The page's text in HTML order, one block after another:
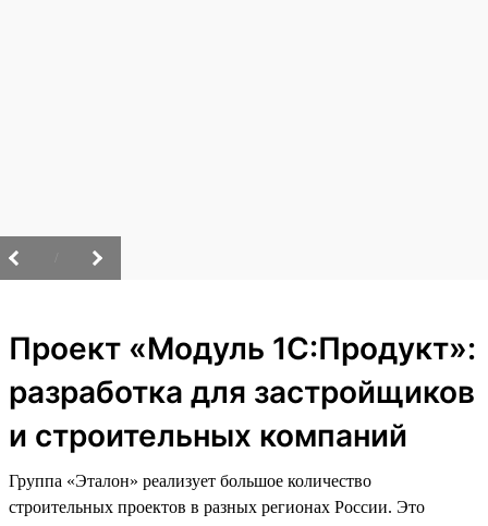
Проект «Модуль 1С:Продукт»:
разработка для застройщиков
и строительных компаний
Группа «Эталон» реализует большое количество
строительных проектов в разных регионах России. Это